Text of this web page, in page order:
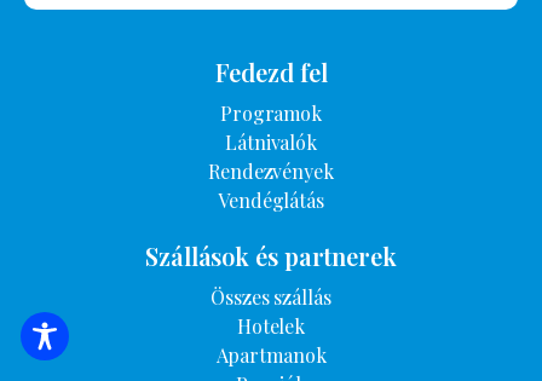
SZÁLLÁSOK KERESÉSE
Fedezd fel
Programok
Látnivalók
Rendezvények
Vendéglátás
Szállások és partnerek
Összes szállás
Hotelek
Apartmanok